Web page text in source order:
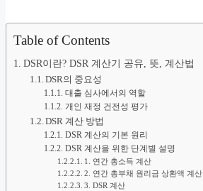
Table of Contents
DSR이란? DSR 계산기 공유, 뜻, 계산법
DSR의 중요성
대출 심사에서의 역할
개인 재정 건전성 평가
DSR 계산 방법
DSR 계산의 기본 원리
DSR 계산을 위한 단계별 설명
1. 연간 총소득 계산
2. 연간 총부채 원리금 상환액 계산
3. DSR 계산